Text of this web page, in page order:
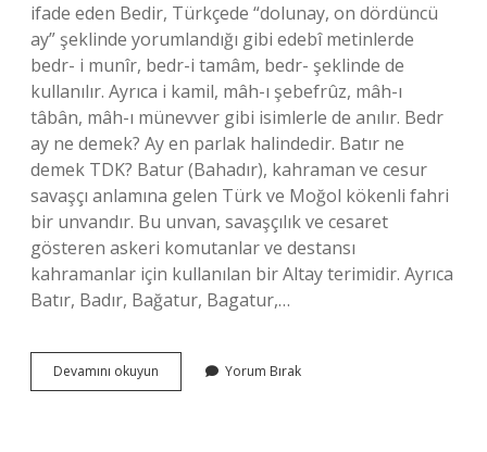
ifade eden Bedir, Türkçede “dolunay, on dördüncü
ay” şeklinde yorumlandığı gibi edebî metinlerde
bedr- i munîr, bedr-i tamâm, bedr- şeklinde de
kullanılır. Ayrıca i kamil, mâh-ı şebefrûz, mâh-ı
tâbân, mâh-ı münevver gibi isimlerle de anılır. Bedr
ay ne demek? Ay en parlak halindedir. Batır ne
demek TDK? Batur (Bahadır), kahraman ve cesur
savaşçı anlamına gelen Türk ve Moğol kökenli fahri
bir unvandır. Bu unvan, savaşçılık ve cesaret
gösteren askeri komutanlar ve destansı
kahramanlar için kullanılan bir Altay terimidir. Ayrıca
Batır, Badır, Bağatur, Bagatur,…
Devamını okuyun
Ne
Yorum Bırak